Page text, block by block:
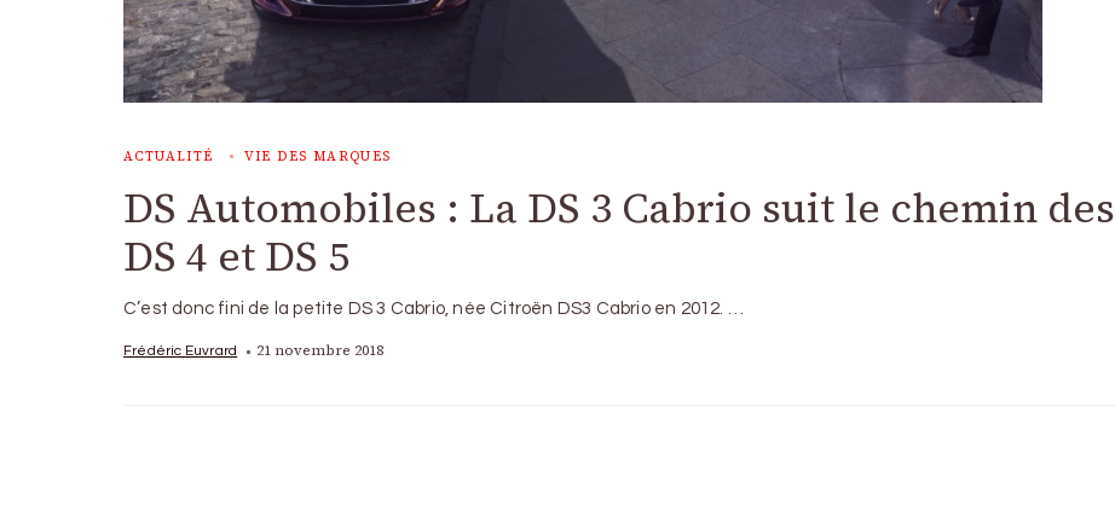
ACTUALITÉ VIE DES MARQUES
DS Automobiles : La DS 3 Cabrio suit le chemin des
DS 4 et DS 5
C’est donc fini de la petite DS 3 Cabrio, née Citroën DS3 Cabrio en 2012. …
Frédéric Euvrard 21 novembre 2018